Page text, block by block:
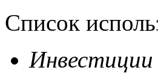
Список
Инвестиции